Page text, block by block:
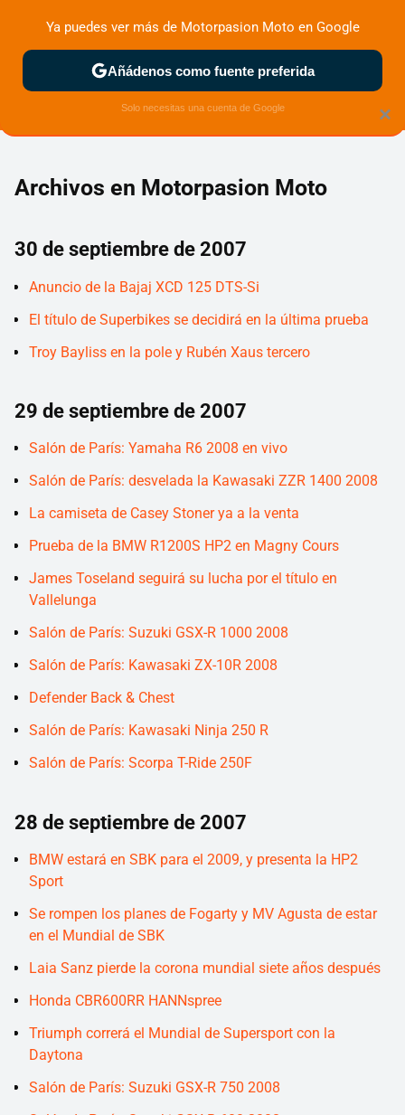
ZONA DE PRUEBAS DEPORTIVAS MOTOS ELÉCTRICAS
Archivos en Motorpasion Moto
30 de septiembre de 2007
Anuncio de la Bajaj XCD 125 DTS-Si
El título de Superbikes se decidirá en la última prueba
Troy Bayliss en la pole y Rubén Xaus tercero
29 de septiembre de 2007
Salón de París: Yamaha R6 2008 en vivo
Salón de París: desvelada la Kawasaki ZZR 1400 2008
La camiseta de Casey Stoner ya a la venta
Prueba de la BMW R1200S HP2 en Magny Cours
James Toseland seguirá su lucha por el título en
Vallelunga
Salón de París: Suzuki GSX-R 1000 2008
Salón de París: Kawasaki ZX-10R 2008
Defender Back & Chest
Salón de París: Kawasaki Ninja 250 R
Salón de París: Scorpa T-Ride 250F
28 de septiembre de 2007
BMW estará en SBK para el 2009, y presenta la HP2
Sport
Se rompen los planes de Fogarty y MV Agusta de estar
en el Mundial de SBK
Laia Sanz pierde la corona mundial siete años después
Honda CBR600RR HANNspree
Triumph correrá el Mundial de Supersport con la
Daytona
Salón de París: Suzuki GSX-R 750 2008
×
Ya puedes ver más de Motorpasion Moto en Google
Añádenos como fuente preferida
Solo necesitas una cuenta de Google